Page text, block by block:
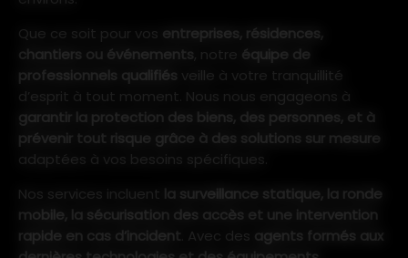
Que ce soit pour vos entreprises, résidences,
chantiers ou événements , notre équipe de
professionnels qualifiés veille à votre tranquillité
d’esprit à tout moment. Nous nous engageons à
garantir la protection des biens, des personnes, et à
prévenir tout risque grâce à des solutions sur mesure
adaptées à vos besoins spécifiques.
Nos services incluent la surveillance statique, la ronde
mobile, la sécurisation des accès et une intervention
rapide en cas d’incident . Avec des agents formés aux